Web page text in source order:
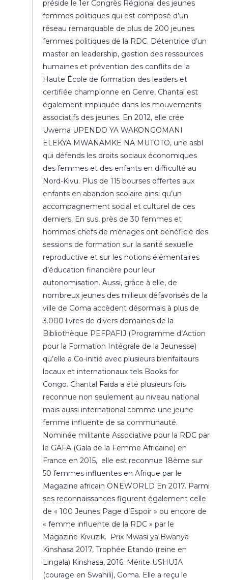
préside le 1er Congrès Régional des jeunes
femmes politiques qui est composé d’un
réseau remarquable de plus de 200 jeunes
femmes politiques de la RDC. Détentrice d’un
master en leadership, gestion des ressources
humaines et prévention des conflits de la
Haute École de formation des leaders et
certifiée championne en Genre, Chantal est
également impliquée dans les mouvements
associatifs des jeunes. En 2012, elle crée
Uwema UPENDO YA WAKONGOMANI
ELEKYA MWANAMKE NA MUTOTO, une asbl
qui défends les droits sociaux économiques
des femmes et des enfants en difficulté au
Nord-Kivu. Plus de 115 bourses offertes aux
enfants en abandon scolaire ainsi qu’un
accompagnement social et culturel de ces
derniers. En sus, près de 30 femmes et
hommes chefs de ménages ont bénéficié des
sessions de formation sur la santé sexuelle
reproductive et sur les notions élémentaires
d’éducation financière pour leur
autonomisation. Aussi, grâce à elle, de
nombreux jeunes des milieux défavorisés de la
ville de Goma accèdent désormais à plus de
3.000 livres de divers domaines de la
Bibliothèque PEFPAFIJ (Programme d’Action
pour la Formation Intégrale de la Jeunesse)
qu’elle a Co-initié avec plusieurs bienfaiteurs
locaux et internationaux tels Books for
Congo. Chantal Faida a été plusieurs fois
reconnue non seulement au niveau national
mais aussi international comme une jeune
femme influente de sa communauté.
Nominée militante Associative pour la RDC par
le GAFA (Gala de la Femme Africaine) en
France en 2015, elle est reconnue 18ème sur
50 femmes influentes en Afrique par le
Magazine africain ONEWORLD En 2017. Parmi
ses reconnaissances figurent également celle
de « 100 Jeunes Page d’Espoir » ou encore de
« femme influente de la RDC » par le
Magazine Kivuzik. Prix Mwasi ya Bwanya
Kinshasa 2017, Trophée Etando (reine en
Lingala) Kinshasa, 2016. Mérite USHUJA
(courage en Swahili), Goma. Elle a reçu le